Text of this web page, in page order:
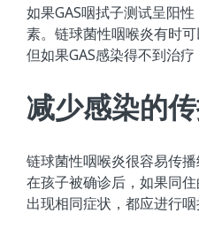
如果GAS咽拭子测试呈阳
素。链球菌性咽喉炎有时
但如果GAS感染得不到治疗
减少感染的
链球菌性咽喉炎很容易传播
在孩子被确诊后，如果同
出现相同症状，都应进行咽